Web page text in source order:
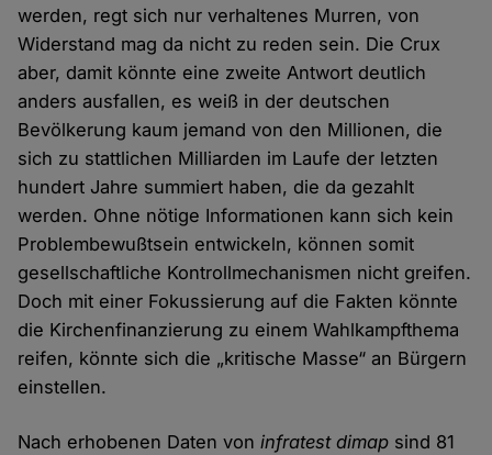
werden, regt sich nur verhaltenes Murren, von
Widerstand mag da nicht zu reden sein. Die Crux
aber, damit könnte eine zweite Antwort deutlich
anders ausfallen, es weiß in der deutschen
Bevölkerung kaum jemand von den Millionen, die
sich zu stattlichen Milliarden im Laufe der letzten
hundert Jahre summiert haben, die da gezahlt
werden. Ohne nötige Informationen kann sich kein
Problembewußtsein entwickeln, können somit
gesellschaftliche Kontrollmechanismen nicht greifen.
Doch mit einer Fokussierung auf die Fakten könnte
die Kirchenfinanzierung zu einem Wahlkampfthema
reifen, könnte sich die „kritische Masse“ an Bürgern
einstellen.
Nach erhobenen Daten voninfratest dimap sind 81